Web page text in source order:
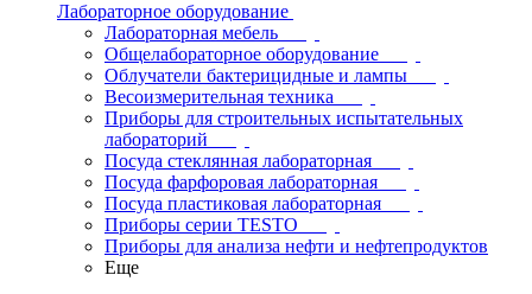
Лабораторное оборудование
Лабораторная мебель
Общелабораторное оборудование
Облучатели бактерицидные и лампы
Весоизмерительная техника
Приборы для строительных испытательных
лабораторий
Посуда стеклянная лабораторная
Посуда фарфоровая лабораторная
Посуда пластиковая лабораторная
Приборы серии TESTO
Приборы для анализа нефти и нефтепродуктов
Еще